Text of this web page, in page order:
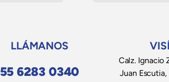
LLÁMANOS
55 6283 0340
Calz. Ignacio
Juan